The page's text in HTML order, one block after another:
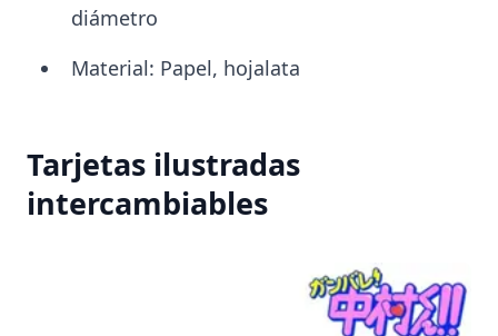
diámetro
Material: Papel, hojalata
Tarjetas ilustradas
intercambiables